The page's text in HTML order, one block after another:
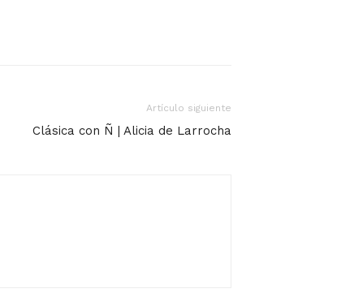
Artículo siguiente
Clásica con Ñ | Alicia de Larrocha